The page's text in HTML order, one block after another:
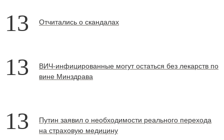
13 Отчитались о скандалах
13
ВИЧ-инфицированные могут остаться без лекарств по
вине Минздрава
13
Путин заявил о необходимости реального перехода
на страховую медицину